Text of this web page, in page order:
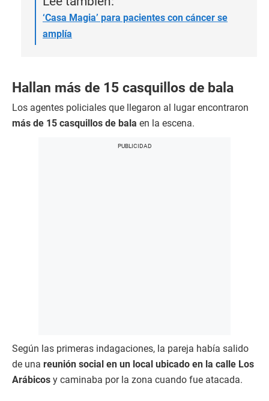
‘Casa Magia’ para pacientes con cáncer se
amplía
Hallan más de 15 casquillos de bala
Los agentes policiales que llegaron al lugar encontraron
más de 15 casquillos de bala en la escena.
Según las primeras indagaciones, la pareja había salido
de una reunión social en un local ubicado en la calle Los
Arábicos y caminaba por la zona cuando fue atacada.